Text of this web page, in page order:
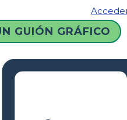
GUIÓN GRÁFICO